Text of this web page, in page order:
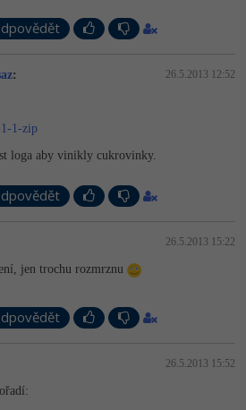
: 26.5.2013 12:52
1-zip
loga aby vinikly cukrovinky.
26.5.2013 15:22
jen trochu rozmrznu
26.5.2013 15:52